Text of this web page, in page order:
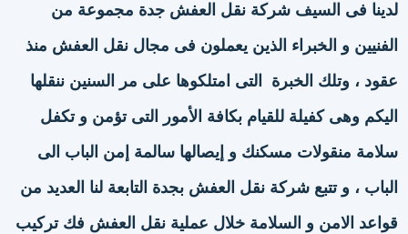
لدينا فى السيف شركة نقل العفش جدة مجموعة من
الفنيين و الخبراء الذين يعملون فى مجال نقل العفش منذ
عقود ، وتلك الخبرة التى امتلكوها على مر السنين ننقلها
اليكم وهى كفيلة للقيام بكافة الأمور التى تؤمن و تكفل
سلامة منقولات مسكنك و إيصالها سالمة إمن الباب الى
الباب ، و تتبع شركة نقل العفش بجدة التابعة لنا العديد من
قواعد الامن و السلامة خلال عملية نقل العفش فك تركيب